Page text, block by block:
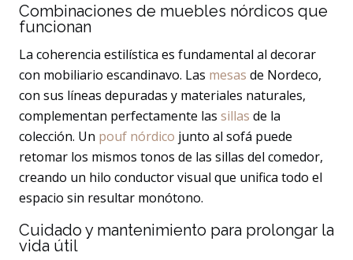
Combinaciones de muebles nórdicos que
funcionan
La coherencia estilística es fundamental al decorar
con mobiliario escandinavo. Las mesas de Nordeco,
con sus líneas depuradas y materiales naturales,
complementan perfectamente las sillas de la
colección. Un pouf nórdico junto al sofá puede
retomar los mismos tonos de las sillas del comedor,
creando un hilo conductor visual que unifica todo el
espacio sin resultar monótono.
Cuidado y mantenimiento para prolongar la
vida útil